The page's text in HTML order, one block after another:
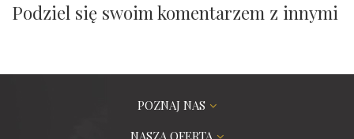
Podziel się swoim komentarzem z innymi
POZNAJ NAS